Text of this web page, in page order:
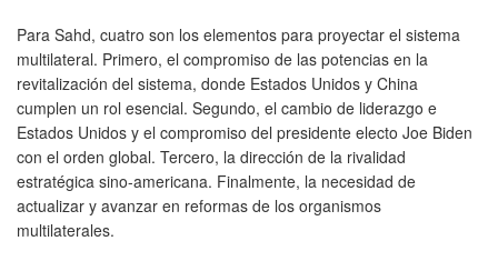
Para Sahd, cuatro son los elementos para proyectar el sistema
multilateral. Primero, el compromiso de las potencias en la
revitalización del sistema, donde Estados Unidos y China
cumplen un rol esencial. Segundo, el cambio de liderazgo e
Estados Unidos y el compromiso del presidente electo Joe Biden
con el orden global. Tercero, la dirección de la rivalidad
estratégica sino-americana. Finalmente, la necesidad de
actualizar y avanzar en reformas de los organismos
multilaterales.